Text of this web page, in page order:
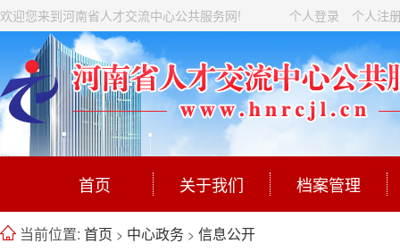
欢迎您来到河南省人才交流中心公共服务网! 个人登录 个人注
首页 关于我们 档案管理
当前位置: 首页 > 中心政务 > 信息公开